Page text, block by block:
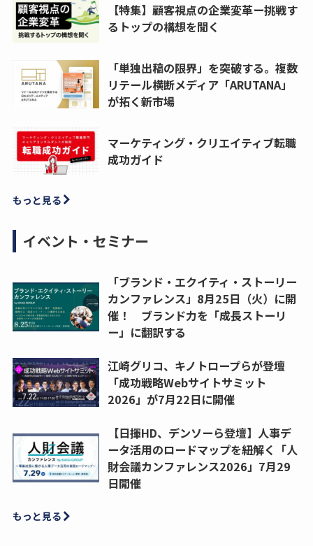
【特集】顧客視点の企業変革ー挑戦す
るトップの構想を聞く
「単独出稿の限界」を突破する。複数
リテール横断メディア「ARUTANA」
が拓く新市場
マーケティング・クリエイティブ転職
成功ガイド
もっと見る
イベント・セミナー
「ブランド・エクイティ・ストーリー
カンファレンス」8月25日（火）に開
催！ ブランド力を「成長ストーリ
ー」に翻訳する
江崎グリコ、キノトロープらが登壇
「成功戦略Webサイトサミット
2026」が7月22日に開催
【日揮HD、デンソーら登壇】人事デ
ータ活用のロードマップを紐解く「人
財会議カンファレンス2026」7月29
日開催
もっと見る